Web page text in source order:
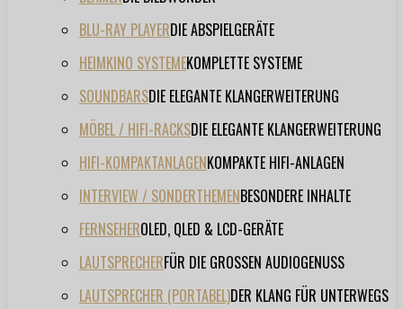
BLU-RAY PLAYERDIE ABSPIELGERÄTE
HEIMKINO SYSTEMEKOMPLETTE SYSTEME
SOUNDBARSDIE ELEGANTE KLANGERWEITERUNG
MÖBEL / HIFI-RACKSDIE ELEGANTE KLANGERWEITERUNG
HIFI-KOMPAKTANLAGENKOMPAKTE HIFI-ANLAGEN
INTERVIEW / SONDERTHEMENBESONDERE INHALTE
FERNSEHEROLED, QLED & LCD-GERÄTE
LAUTSPRECHERFÜR DIE GROSSEN AUDIOGENUSS
LAUTSPRECHER (PORTABEL)DER KLANG FÜR UNTERWEGS